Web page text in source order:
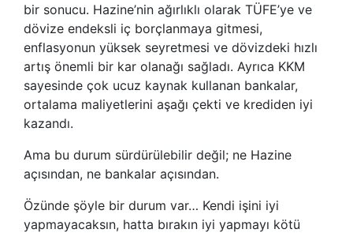
bir sonucu. Hazine’nin ağırlıklı olarak TÜFE’ye ve
dövize endeksli iç borçlanmaya gitmesi,
enflasyonun yüksek seyretmesi ve dövizdeki hızlı
artış önemli bir kar olanağı sağladı. Ayrıca KKM
sayesinde çok ucuz kaynak kullanan bankalar,
ortalama maliyetlerini aşağı çekti ve krediden iyi
kazandı.
Ama bu durum sürdürülebilir değil; ne Hazine
açısından, ne bankalar açısından.
Özünde şöyle bir durum var… Kendi işini iyi
yapmayacaksın, hatta bırakın iyi yapmayı kötü